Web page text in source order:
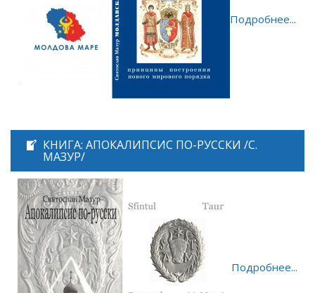
Подробнее...
КНИГА: АПОКАЛИПСИС ПО-РУССКИ /С.
МАЗУР/
Подробнее...